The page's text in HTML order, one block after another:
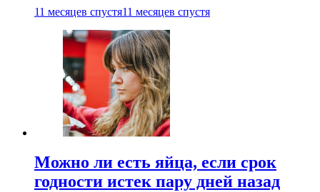
11 месяцев спустя11 месяцев спустя
Можно ли есть яйца, если срок
годности истек пару дней назад